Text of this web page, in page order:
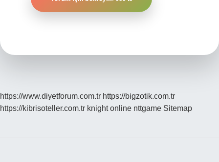
https://www.diyetforum.com.tr https://bigzotik.com.tr
https://kibrisoteller.com.tr knight online nttgame Sitemap